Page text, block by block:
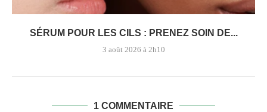
SÉRUM POUR LES CILS : PRENEZ SOIN DE...
3 août 2026 à 2h10
1 COMMENTAIRE